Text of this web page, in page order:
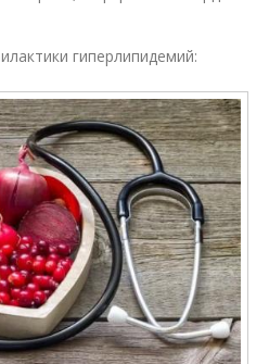
гиперлипидемий: